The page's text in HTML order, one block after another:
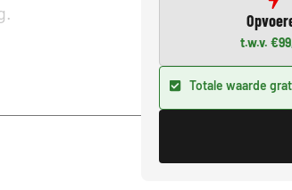
t.w.v.
Totale waarde